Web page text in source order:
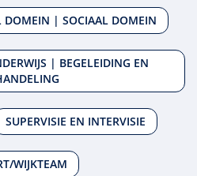
DOMEIN | SOCIAAL DOMEIN
| BEGELEIDING EN
SUPERVISIE EN INTERVISIE
WIJKTEAM